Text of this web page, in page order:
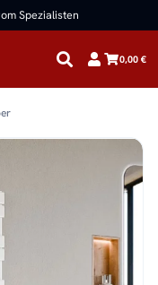
Spezialisten
0,00 €